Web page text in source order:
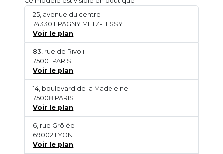
25, avenue du centre
74330 EPAGNY METZ-TESSY
Voir le plan
83, rue de Rivoli
75001 PARIS
Voir le plan
14, boulevard de la Madeleine
75008 PARIS
Voir le plan
6, rue Grôlée
69002 LYON
Voir le plan